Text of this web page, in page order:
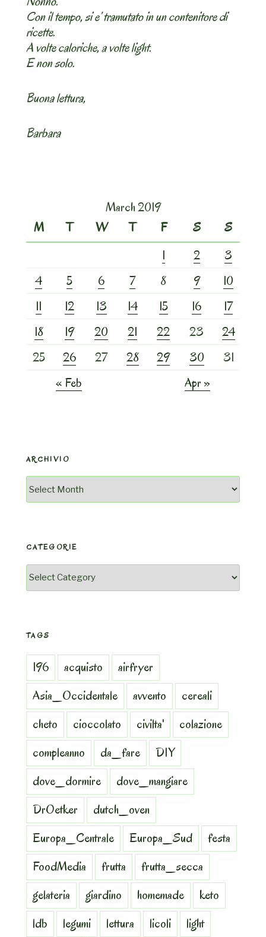
Con il tempo, si e’ tramutato in un contenitore di
ricette.
A volte caloriche, a volte light.
E non solo.
Buona lettura,
Barbara
March 2019
M
T W T F S
S
1
2
3
4
5 6 7 8 9
10
11
12 13 14 15 16
17
18
19 20 21 22 23
24
25
26 27 28 29 30
31
« Feb
Apr »
ARCHIVIO
Archivio
CATEGORIE
Categorie
TAGS
196 acquisto
airfryer
Asia_Occidentale
avvento
cereali
cheto
cioccolato civilta'
colazione
compleanno
da_fare
DIY
dove_dormire
dove_mangiare
DrOetker
dutch_oven
Europa_Centrale
Europa_Sud
festa
FoodMedia
frutta
frutta_secca
gelateria
giardino homemade
keto
ldb
legumi lettura licoli
light